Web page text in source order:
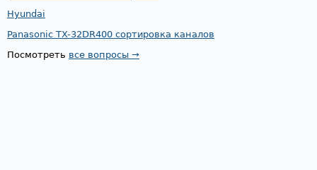
Hyundai
Panasonic TX-32DR400 сортировка каналов
Посмотреть все вопросы →